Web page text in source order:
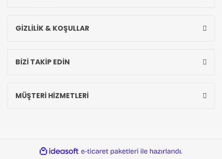
GİZLİLİK & KOŞULLAR
BİZİ TAKİP EDİN
MÜŞTERİ HİZMETLERİ
ideasoft
e-